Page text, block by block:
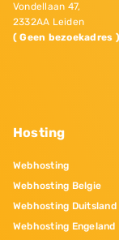
Vondellaan 47,
2332AA Leiden
( Geen bezoekadres )
Hosting
Webhosting
Webhosting Belgie
Webhosting Duitsland
Webhosting Engeland